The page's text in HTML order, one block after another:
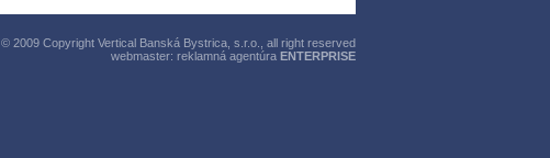
© 2009 Copyright Vertical Banská Bystrica, s.r.o., all right reserved
webmaster: reklamná agentúra ENTERPRISE